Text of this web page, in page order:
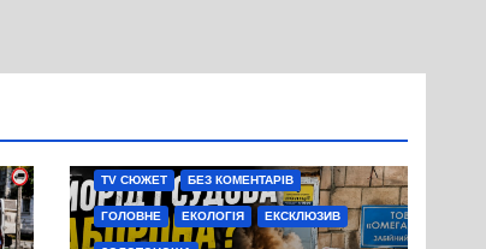
TV СЮЖЕТ БЕЗ КОМЕНТАРІВ
ГОЛОВНЕ ЕКОЛОГІЯ ЕКСКЛЮЗИВ